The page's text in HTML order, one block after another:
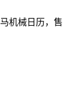
机械日历，售